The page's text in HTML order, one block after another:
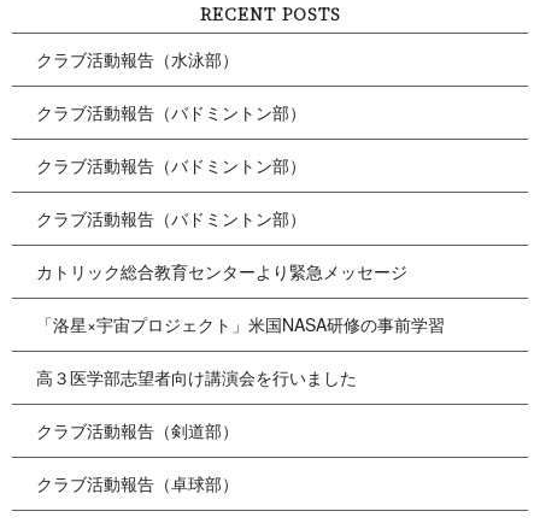
RECENT POSTS
クラブ活動報告（水泳部）
クラブ活動報告（バドミントン部）
クラブ活動報告（バドミントン部）
クラブ活動報告（バドミントン部）
カトリック総合教育センターより緊急メッセージ
「洛星×宇宙プロジェクト」米国NASA研修の事前学習
高３医学部志望者向け講演会を行いました
クラブ活動報告（剣道部）
クラブ活動報告（卓球部）